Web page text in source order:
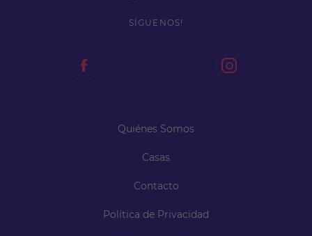
SÍGUENOS!
Quiénes Somos
Casas
Contacto
Política de Privacidad